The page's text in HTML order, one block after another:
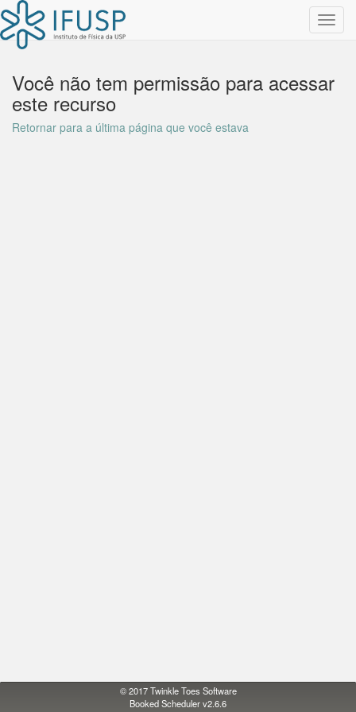
Você não tem permissão para acessar
este recurso
Retornar para a última página que você estava
© 2017Twinkle Toes Software
Booked Scheduler v2.6.6